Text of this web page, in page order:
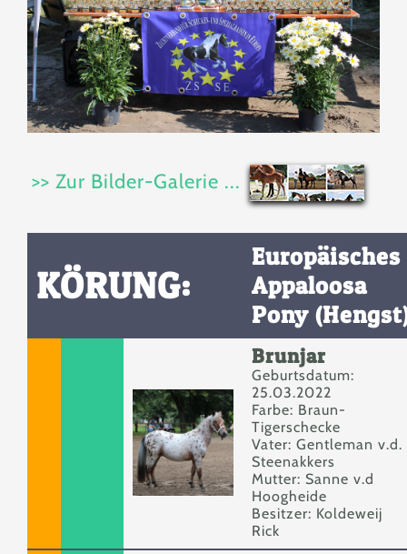
>> Zur Bilder-Galerie ...
KÖRUNG:
Europäisches
Appaloosa
Pony
Brunjar
Geburtsdatum:
25.03.2022
Farbe: Braun-
Tigerschecke
Vater: Gentleman v.d.
Steenakkers
Mutter: Sanne v.d
Hoogheide
Besitzer: Koldeweij
Rick